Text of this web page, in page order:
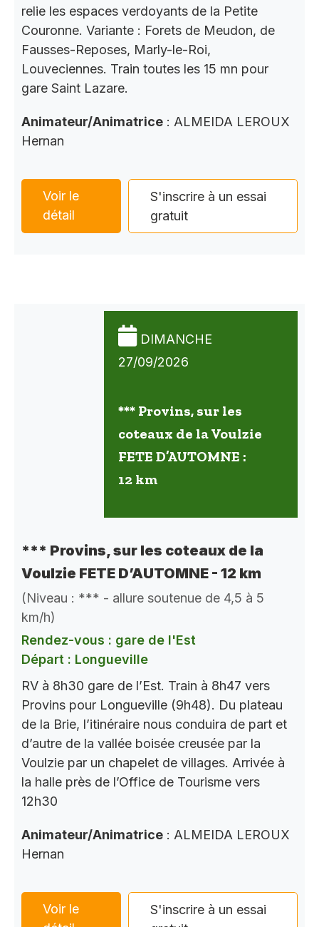
relie les espaces verdoyants de la Petite
Couronne. Variante : Forets de Meudon, de
Fausses-Reposes, Marly-le-Roi,
Louveciennes. Train toutes les 15 mn pour
gare Saint Lazare.
Animateur/Animatrice : ALMEIDA LEROUX
Hernan
Voir le
détail
S'inscrire à un essai
gratuit
DIMANCHE
27/09/2026
*** Provins, sur les
coteaux de la Voulzie
FETE D’AUTOMNE :
12 km
*** Provins, sur les coteaux de la
Voulzie FETE D’AUTOMNE - 12 km
(Niveau : *** - allure soutenue de 4,5 à 5
km/h)
Rendez-vous : gare de l'Est
Départ : Longueville
RV à 8h30 gare de l’Est. Train à 8h47 vers
Provins pour Longueville (9h48). Du plateau
de la Brie, l’itinéraire nous conduira de part et
d’autre de la vallée boisée creusée par la
Voulzie par un chapelet de villages. Arrivée à
la halle près de l’Office de Tourisme vers
12h30
Animateur/Animatrice : ALMEIDA LEROUX
Hernan
Voir le
S'inscrire à un essai